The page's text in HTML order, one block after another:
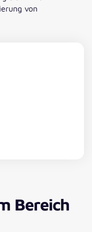
von
gehostet.
Inhalte
Bereich